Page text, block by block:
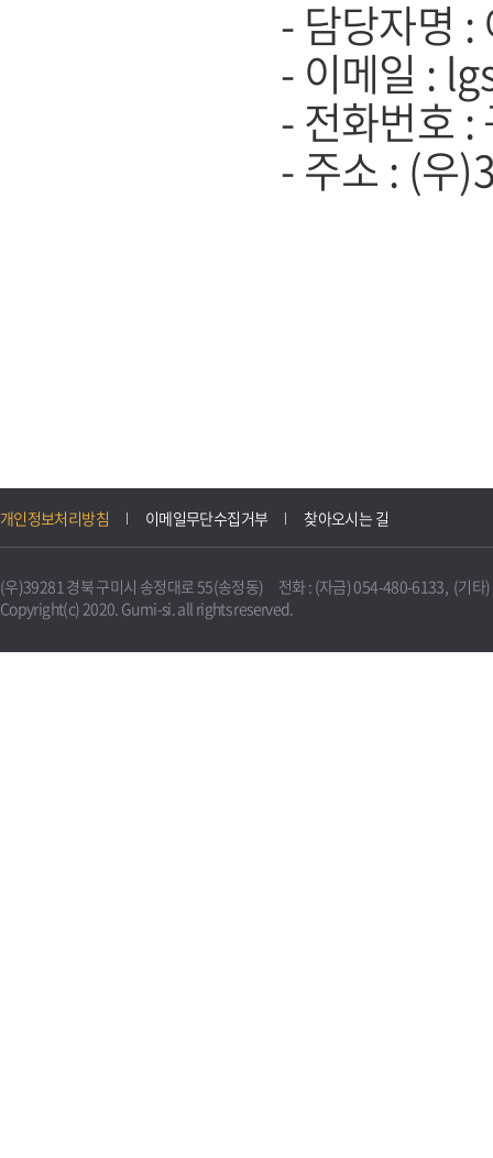
- 담당자명 :
- 이메일 :
- 전화번호
- 주소 : (우
개인정보처리방침 이메일무단수집거부 찾아오시는 길
(우)39281 경북 구미시 송정대로 55(송정동) 전화 : (자금) 054-480-6133, (기타
Copyright(c) 2020. Gumi-si. all rights reserved.